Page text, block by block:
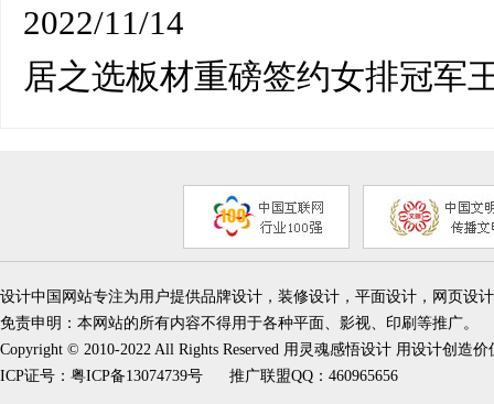
2022/11/14
居之选板材重磅签约女排冠军
设计中国网站专注为用户提供品牌设计，装修设计，平面设计，网页设
免责申明：本网站的所有内容不得用于各种平面、影视、印刷等推广。
Copyright © 2010-2022 All Rights Reserved 用灵魂感悟设计 用设计创造
ICP证号： 粤ICP备13074739号 推广联盟QQ：460965656